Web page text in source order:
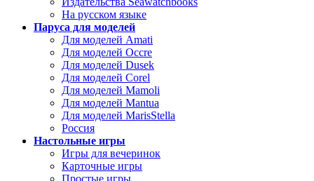
На русском языке
Паруса для моделей
Для моделей Amati
Для моделей Occre
Для моделей Dusek
Для моделей Corel
Для моделей Mamoli
Для моделей Mantua
Для моделей MarisStella
Россия
Настольные игры
Игры для вечеринок
Карточные игры
Простые игры